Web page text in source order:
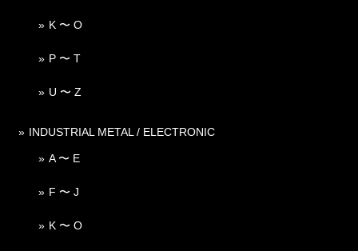
K 〜 O
P 〜 T
U 〜 Z
INDUSTRIAL METAL / ELECTRONIC
A 〜 E
F 〜 J
K 〜 O